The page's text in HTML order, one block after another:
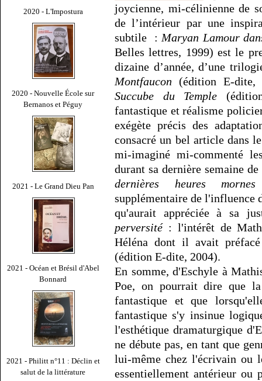
2020 - L'Impostura
2020 - Nouvelle École sur
Bernanos et Péguy
2021 - Le Grand Dieu Pan
2021 - Océan et Brésil d'Abel
Bonnard
2021 - Philitt n°11 : Déclin et
salut de la littérature
joycienne, mi-célinienne de
de l’intérieur par une
subtile : Maryan Lamour
Belles lettres, 1999) est le
dizaine d’année, d’une
Montfaucon (édition E-
Succube du Temple
fantastique et réalisme
exégète précis des
consacré un bel article dans
mi-imaginé mi-commenté
durant sa dernière semaine
dernières heures mornes
supplémentaire de l'influence
qu'aurait appréciée à sa
perversité: l'intérêt de
Héléna dont il avait
(édition E-dite, 2004).
En somme, d'Eschyle à
Poe, on pourrait dire que
fantastique et que
fantastique s'y insinue
l'esthétique dramaturgique
ne débute pas, en tant que
lui-même chez l'écrivain ou
essentiellement antérieur ou